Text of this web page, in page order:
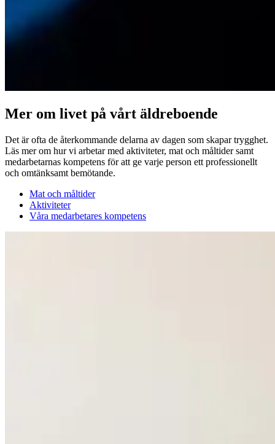
Mer om livet på vårt äldreboende
Det är ofta de återkommande delarna av dagen som skapar trygghet.
Läs mer om hur vi arbetar med aktiviteter, mat och måltider samt
medarbetarnas kompetens för att ge varje person ett professionellt
och omtänksamt bemötande.
Mat och måltider
Aktiviteter
Våra medarbetares kompetens